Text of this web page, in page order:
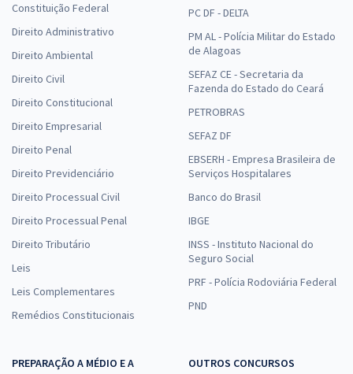
Constituição Federal
Direito Administrativo
Direito Ambiental
Direito Civil
Direito Constitucional
Direito Empresarial
Direito Penal
Direito Previdenciário
Direito Processual Civil
Direito Processual Penal
Direito Tributário
Leis
Leis Complementares
Remédios Constitucionais
PC DF - DELTA
PM AL - Polícia Militar do Estado
de Alagoas
SEFAZ CE - Secretaria da
Fazenda do Estado do Ceará
PETROBRAS
SEFAZ DF
EBSERH - Empresa Brasileira de
Serviços Hospitalares
Banco do Brasil
IBGE
INSS - Instituto Nacional do
Seguro Social
PRF - Polícia Rodoviária Federal
PND
PREPARAÇÃO A MÉDIO E A
OUTROS CONCURSOS